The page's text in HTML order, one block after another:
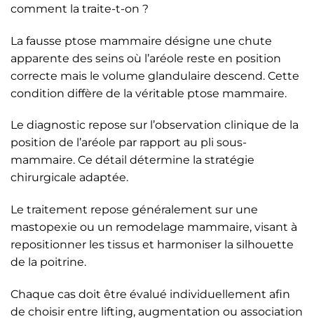
comment la traite-t-on ?
La fausse ptose mammaire désigne une chute
apparente des seins où l’aréole reste en position
correcte mais le volume glandulaire descend. Cette
condition diffère de la véritable ptose mammaire.
Le diagnostic repose sur l’observation clinique de la
position de l’aréole par rapport au pli sous-
mammaire. Ce détail détermine la stratégie
chirurgicale adaptée.
Le traitement repose généralement sur une
mastopexie ou un remodelage mammaire, visant à
repositionner les tissus et harmoniser la silhouette
de la poitrine.
Chaque cas doit être évalué individuellement afin
de choisir entre lifting, augmentation ou association